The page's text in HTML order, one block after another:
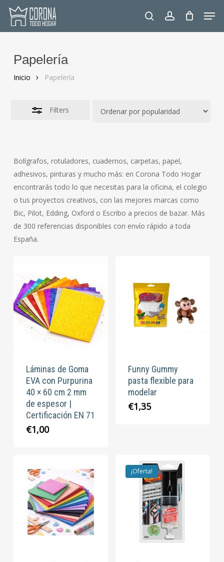
Skip
main
searchaccount
Papelería
Inicio Papelería
Filters
Bolígrafos, rotuladores, cuadernos, carpetas, papel,
adhesivos, pinturas y mucho más: en Corona Todo Hogar
encontrarás todo lo que necesitas para la oficina, el colegio
o tus proyectos creativos, con las mejores marcas como
Bic, Pilot, Edding, Oxford o Escribo a precios de bazar. Más
de 300 referencias disponibles con envío rápido a toda
España.
Láminas de Goma
EVA con Purpurina
40 × 60 cm 2 mm
de espesor |
Certificación EN 71
€1,00
Funny Gummy
pasta flexible para
modelar
€1,35
¡Oferta!
Close
Filters